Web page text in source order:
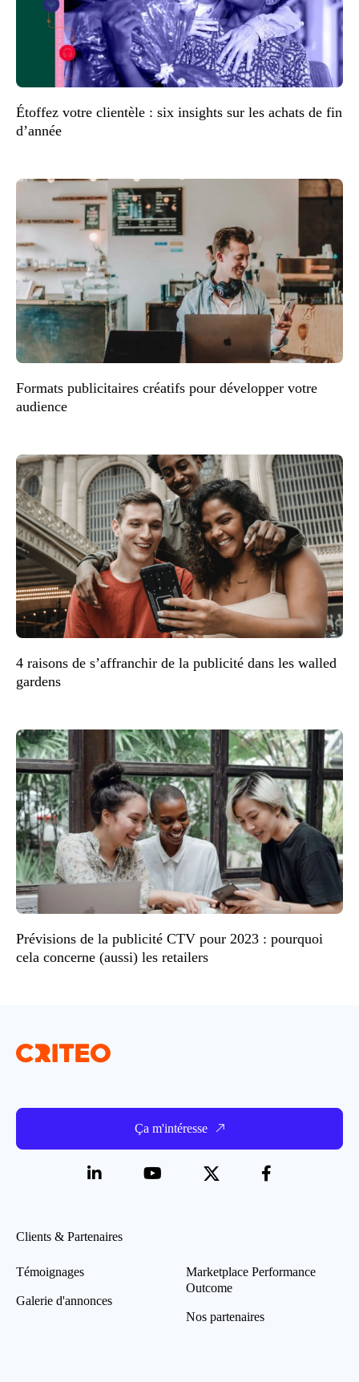
Étoffez votre clientèle : six insights sur les achats de fin
d’année
Formats publicitaires créatifs pour développer votre
audience
4 raisons de s’affranchir de la publicité dans les walled
gardens
Prévisions de la publicité CTV pour 2023 : pourquoi
cela concerne (aussi) les retailers
Ça m'intéresse
Clients & Partenaires
Témoignages
Galerie d'annonces
Marketplace Performance
Outcome
Nos partenaires